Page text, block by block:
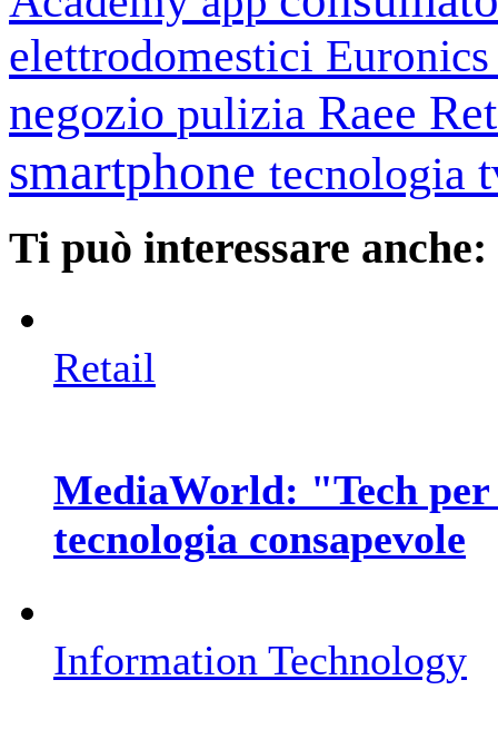
elettrodomestici
negozio pulizia Raee
smartphone tecnologia
Ti può interessare anche:
Retail
MediaWorld: "Tech
tecnologia consapevole
Information Technology